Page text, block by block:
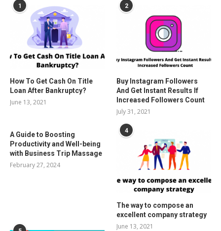
1
How To Get Cash On Title
Loan After Bankruptcy?
June 13, 2021
2
Buy Instagram Followers
And Get Instant Results If
Increased Followers Count
July 31, 2021
A Guide to Boosting
Productivity and Well-being
with Business Trip Massage
February 27, 2024
4
The way to compose an
excellent company strategy
June 13, 2021